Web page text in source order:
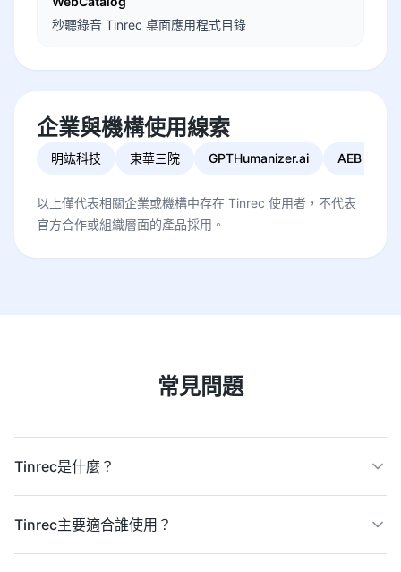
秒聽錄音 Tinrec 桌面應用程式目錄
企業與機構使用線索
明竑科技 東華三院 GPTHumanizer.ai AEB 宏碁
以上僅代表相關企業或機構中存在 Tinrec 使用者，不代表
官方合作或組織層面的產品採用。
常見問題
Tinrec是什麼？
Tinrec主要適合誰使用？